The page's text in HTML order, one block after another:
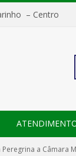
– Centro
a Câmara